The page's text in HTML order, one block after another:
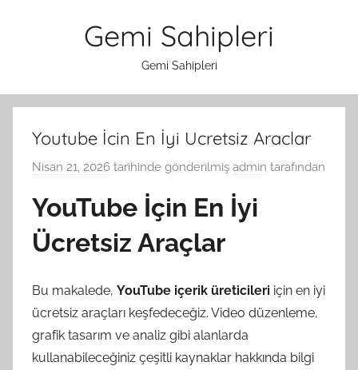
Gemi Sahipleri
Gemi Sahipleri
Youtube İcin En İyi Ucretsiz Araclar
Nisan 21, 2026 tarihinde gönderilmiş admin tarafından
YouTube İçin En İyi
Ücretsiz Araçlar
Bu makalede, YouTube içerik üreticileri için en iyi
ücretsiz araçları keşfedeceğiz. Video düzenleme,
grafik tasarım ve analiz gibi alanlarda
kullanabileceğiniz çeşitli kaynaklar hakkında bilgi